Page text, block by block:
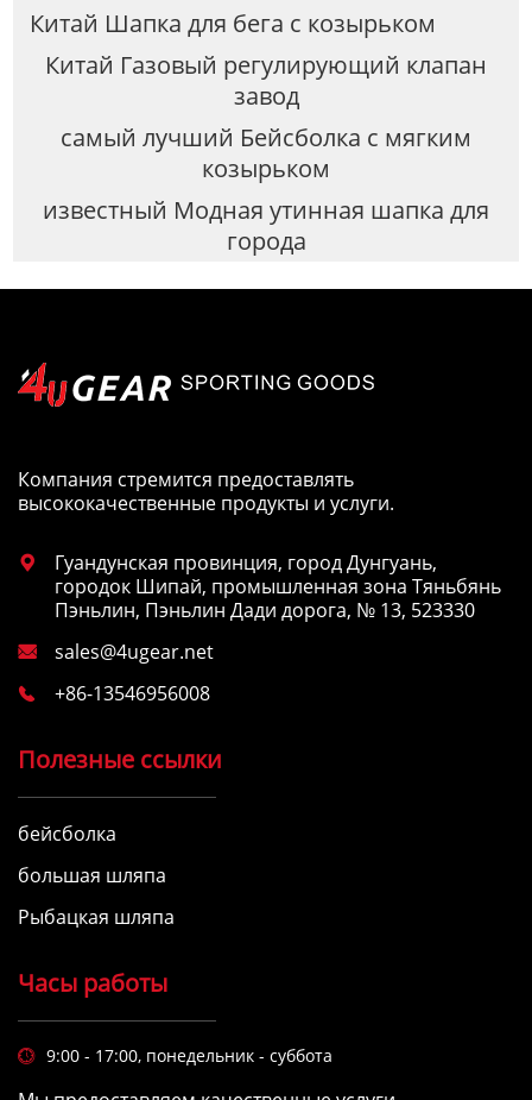
Китай Шапка для бега с козырьком
Китай Газовый регулирующий клапан
завод
самый лучший Бейсболка с мягким
козырьком
известный Модная утинная шапка для
города
Компания стремится предоставлять
высококачественные продукты и услуги.

Гуандунская провинция, город Дунгуань,
городок Шипай, промышленная зона Тяньбянь
Пэньлин, Пэньлин Дади дорога, № 13, 523330
 sales@4ugear.net
 +86-13546956008
Полезные ссылки
бейсболка
большая шляпа
Рыбацкая шляпа
Часы работы
 9:00 - 17:00, понедельник - суббота